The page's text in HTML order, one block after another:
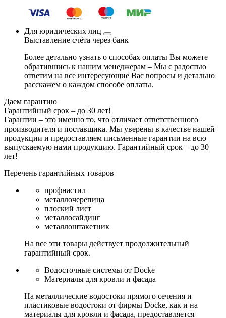
Для юридических лиц
Выставление счёта через банк
Более детально узнать о способах оплаты Вы можете
обратившись к нашим менеджерам – Мы с радостью
ответим на все интересующие Вас вопросы и детально
расскажем о каждом способе оплаты.
Даем гарантию
Гарантийный срок – до 30 лет!
Гарантии – это именно то, что отличает ответственного
производителя и поставщика. Мы уверены в качестве нашей
продукции и предоставляем письменные гарантии на всю
выпускаемую нами продукцию. Гарантийный срок – до 30
лет!
Перечень гарантийных товаров
профнастил
металлочерепица
плоский лист
металлосайдинг
металлоштакетник
На все эти товары действует продолжительный
гарантийный срок.
Водосточные системы от Docke
Материалы для кровли и фасада
На металлические водостоки прямого сечения и
пластиковые водостоки от фирмы Docke, как и на
материалы для кровли и фасада, предоставляется